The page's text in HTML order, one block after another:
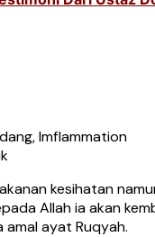
kesihatan
Allah ia akan
amal ayat Ruqyah.